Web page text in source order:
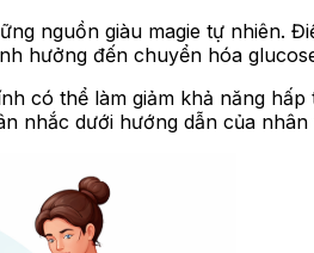
nguồn giàu magie tự nhiên.
hưởng đến chuyển hóa
có thể làm giảm khả năng
nhắc dưới hướng dẫn của nhân